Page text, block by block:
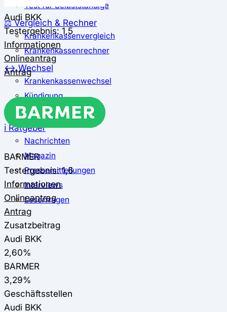
Test für Selbstständige
⚖️ Vergleich & Rechner
Krankenkassenvergleich
Krankenkassenrechner
↔ Wechsel
Krankenkassenwechsel
Kündigung
Musterkündigung
ℹ Ratgeber
Nachrichten
Magazin
Pressemitteilungen
Interviews
Leserfragen
Audi BKK
Testergebnis: 1,5
Informationen
Onlineantrag
Antrag
BARMER
Testergebnis: 1,6
Informationen
Onlineantrag
Antrag
Zusatzbeitrag
Audi BKK
2,60%
BARMER
3,29%
Geschäftsstellen
Audi BKK